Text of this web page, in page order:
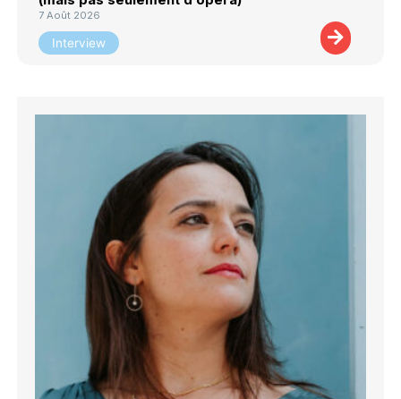
7 Août 2026
Interview